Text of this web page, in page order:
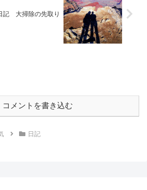
記 大掃除の先取り
コメントを書き込む
日記